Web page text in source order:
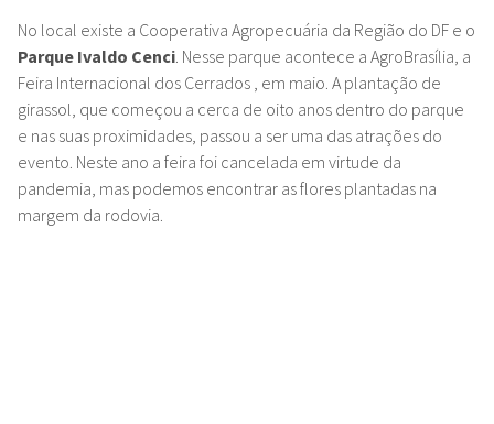
No local existe a Cooperativa Agropecuária da Região do DF e o
Parque Ivaldo Cenci . Nesse parque acontece a AgroBrasília, a
Feira Internacional dos Cerrados , em maio. A plantação de
girassol, que começou a cerca de oito anos dentro do parque
e nas suas proximidades, passou a ser uma das atrações do
evento. Neste ano a feira foi cancelada em virtude da
pandemia, mas podemos encontrar as flores plantadas na
margem da rodovia.